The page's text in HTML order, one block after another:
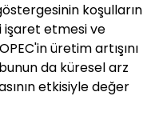
koşulların
işaret etmesi ve
üretim artışını
da küresel arz
etkisiyle değer